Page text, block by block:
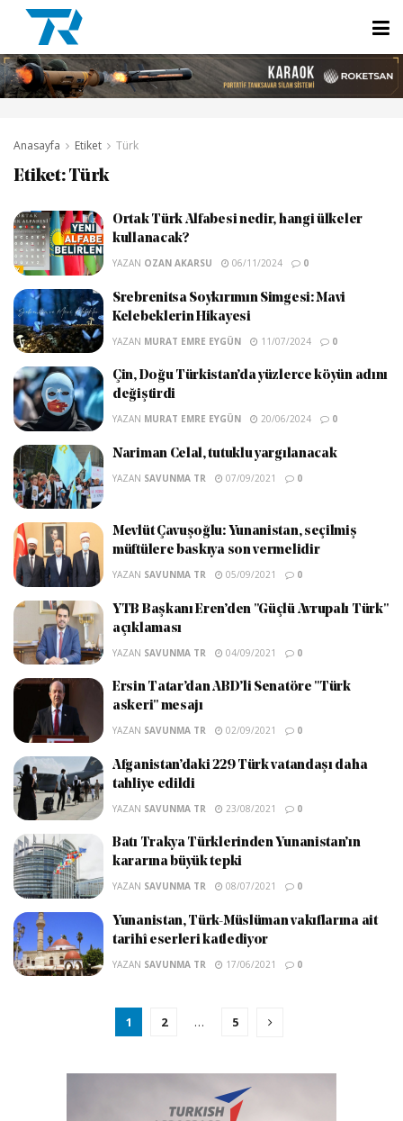
Anasayfa Etiket Türk
Etiket: Türk
Ortak Türk Alfabesi nedir, hangi ülkeler
kullanacak?
YAZAN OZAN AKARSU 06/11/2024 0
Srebrenitsa Soykırımın Simgesi: Mavi
Kelebeklerin Hikayesi
YAZAN MURAT EMRE EYGÜN 11/07/2024 0
Çin, Doğu Türkistan’da yüzlerce köyün adını
değiştirdi
YAZAN MURAT EMRE EYGÜN 20/06/2024 0
Nariman Celal, tutuklu yargılanacak
YAZAN SAVUNMA TR 07/09/2021 0
Mevlüt Çavuşoğlu: Yunanistan, seçilmiş
müftülere baskıya son vermelidir
YAZAN SAVUNMA TR 05/09/2021 0
YTB Başkanı Eren’den "Güçlü Avrupalı Türk"
açıklaması
YAZAN SAVUNMA TR 04/09/2021 0
Ersin Tatar’dan ABD’li Senatöre "Türk
askeri" mesajı
YAZAN SAVUNMA TR 02/09/2021 0
Afganistan’daki 229 Türk vatandaşı daha
tahliye edildi
YAZAN SAVUNMA TR 23/08/2021 0
Batı Trakya Türklerinden Yunanistan’ın
kararına büyük tepki
YAZAN SAVUNMA TR 08/07/2021 0
Yunanistan, Türk-Müslüman vakıflarına ait
tarihî eserleri katlediyor
YAZAN SAVUNMA TR 17/06/2021 0
1 2 … 5